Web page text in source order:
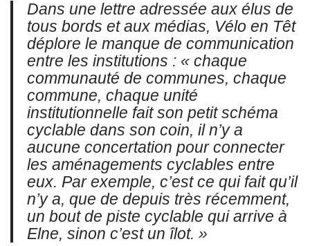
Dans une lettre adressée aux élus de
tous bords et aux médias, Vélo en Têt
déplore le manque de communication
entre les institutions : « chaque
communauté de communes, chaque
commune, chaque unité
institutionnelle fait son petit schéma
cyclable dans son coin, il n’y a
aucune concertation pour connecter
les aménagements cyclables entre
eux. Par exemple, c’est ce qui fait qu’il
n’y a, que de depuis très récemment,
un bout de piste cyclable qui arrive à
Elne, sinon c’est un îlot. »